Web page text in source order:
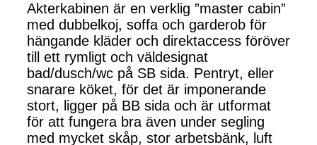
Akterkabinen är en verklig ”master cabin”
med dubbelkoj, soffa och garderob för
hängande kläder och direktaccess föröver
till ett rymligt och väldesignat
bad/dusch/wc på SB sida. Pentryt, eller
snarare köket, för det är imponerande
stort, ligger på BB sida och är utformat
för att fungera bra även under segling
med mycket skåp, stor arbetsbänk, luft